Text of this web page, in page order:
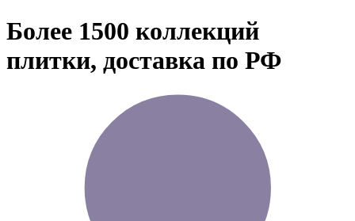
Более 1500 коллекций
плитки, доставка по РФ